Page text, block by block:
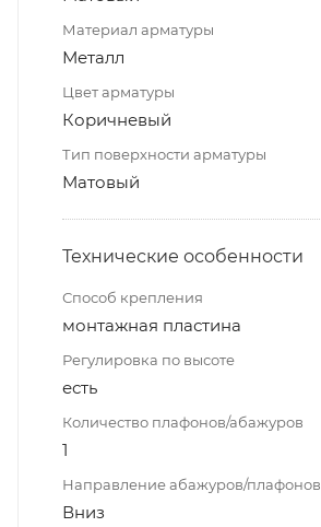
Материал арматуры
Металл
Цвет арматуры
Коричневый
Тип поверхности арматуры
Матовый
Технические особенности
Способ крепления
монтажная пластина
Регулировка по высоте
есть
Количество плафонов/абажуров
1
Направление абажуров/плафонов
Вниз